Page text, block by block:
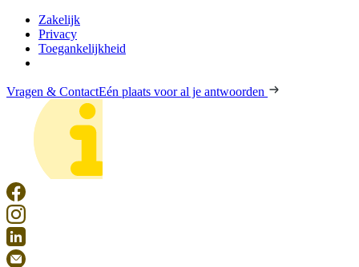
Zakelijk
Privacy
Toegankelijkheid
Vragen & ContactEén plaats voor al je antwoorden